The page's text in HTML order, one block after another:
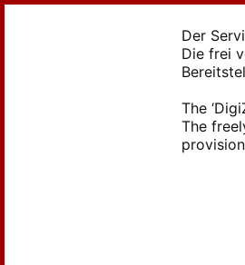
Der
Die frei
The
The